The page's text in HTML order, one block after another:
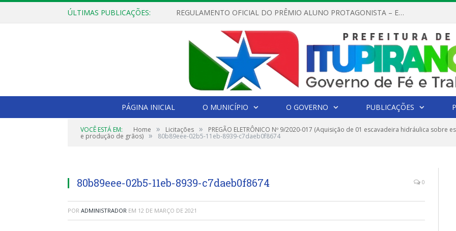
ÚLTIMAS PUBLICAÇÕES: REGULAMENTO OFICIAL DO PRÊMIO ALUNO PROTAGONISTA – EDIÇÃO 2026
PÁGINA INICIAL O MUNICÍPIO O GOVERNO PUBLICAÇÕES
VOCÊ ESTÁ EM: Home » Licitações » PREGÃO ELETRÔNICO Nº 9/2020-017 (Aquisição de 01 escavadeira hidráulica
e produção de grãos) » 80b89eee-02b5-11eb-8939-c7daeb0f8674
80b89eee-02b5-11eb-8939-c7daeb0f8674 0
POR ADMINISTRADOR EM 12 DE MARÇO DE 2021